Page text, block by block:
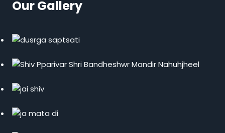
Our Gallery